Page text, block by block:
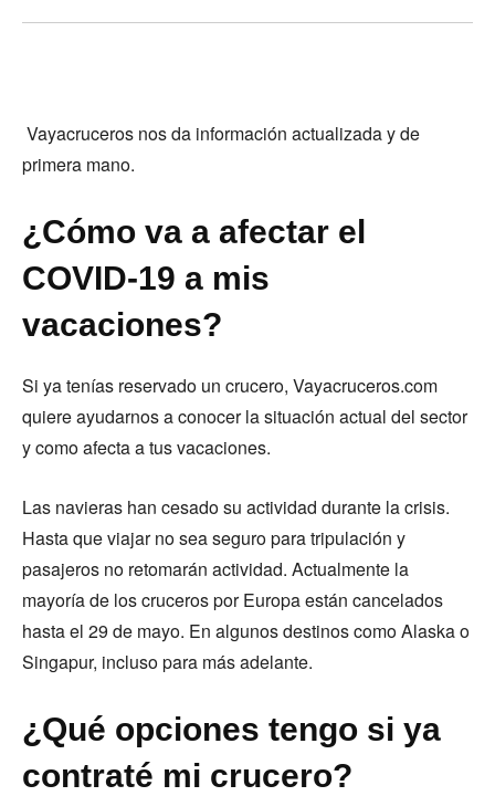
Vayacruceros nos da información actualizada y de
primera mano.
¿Cómo va a afectar el
COVID-19 a mis
vacaciones?
Si ya tenías reservado un crucero, Vayacruceros.com
quiere ayudarnos a conocer la situación actual del sector
y como afecta a tus vacaciones.
Las navieras han cesado su actividad durante la crisis.
Hasta que viajar no sea seguro para tripulación y
pasajeros no retomarán actividad. Actualmente la
mayoría de los cruceros por Europa están cancelados
hasta el 29 de mayo. En algunos destinos como Alaska o
Singapur, incluso para más adelante.
¿Qué opciones tengo si ya
contraté mi crucero?